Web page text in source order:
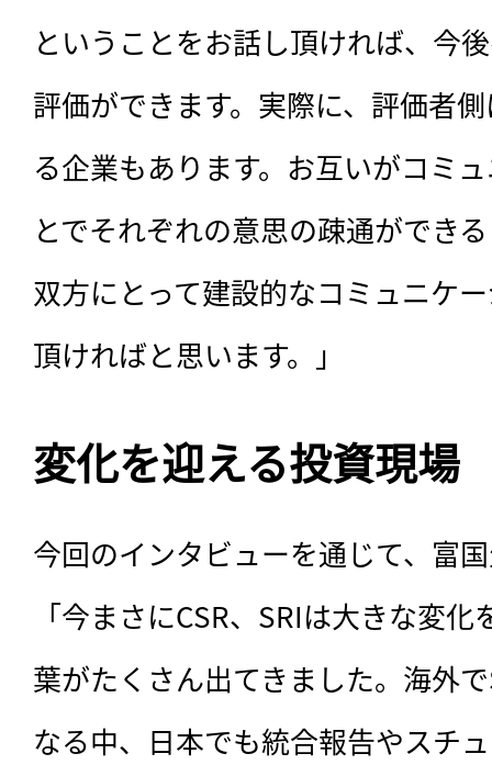
ということをお話し頂ければ、今
評価ができます。実際に、評価者
る企業もあります。お互いがコミ
とでそれぞれの意思の疎通ができ
双方にとって建設的なコミュニケ
頂ければと思います。」
変化を迎える投資現場
今回のインタビューを通じて、富
「今まさにCSR、SRIは大きな変
葉がたくさん出てきました。海外
なる中、日本でも統合報告やスチ